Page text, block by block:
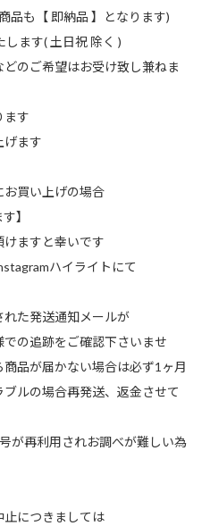
品も【 即納品 】となります)
ます( 土日祝 除く )
のご希望はお受け致し兼ねま
ます
げます
お買い上げの場合
】
ますと幸いです
ハイライトにて
れた発送通知メールが
の追跡をご確認下さいませ
品が届かない場合は必ず1ヶ月
ルの場合再発送、返金させて
が再利用されお調べが難しい為
止につきましては